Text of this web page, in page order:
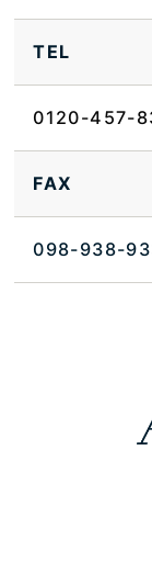
TEL
0120-457-
FAX
098-938-